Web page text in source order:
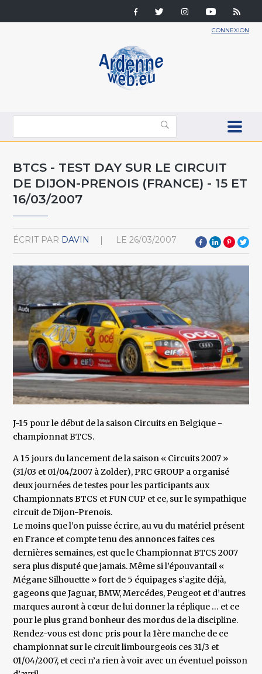
CONNEXION
BTCS - TEST DAY SUR LE CIRCUIT
DE DIJON-PRENOIS (FRANCE) - 15 ET
16/03/2007
ÉCRIT PAR DAVIN LE 26/03/2007
J-15 pour le début de la saison Circuits en Belgique -
championnat BTCS.
A 15 jours du lancement de la saison « Circuits 2007 »
(31/03 et 01/04/2007 à Zolder), PRC GROUP a organisé
deux journées de testes pour les participants aux
Championnats BTCS et FUN CUP et ce, sur le sympathique
circuit de Dijon-Prenois.
Le moins que l’on puisse écrire, au vu du matériel présent
en France et compte tenu des annonces faites ces
dernières semaines, est que le Championnat BTCS 2007
sera plus disputé que jamais. Même si l’épouvantail «
Mégane Silhouette » fort de 5 équipages s’agite déjà,
gageons que Jaguar, BMW, Mercédes, Peugeot et d’autres
marques auront à cœur de lui donner la réplique … et ce
pour le plus grand bonheur des mordus de la discipline.
Rendez-vous est donc pris pour la 1ère manche de ce
championnat sur le circuit limbourgeois ces 31/3 et
01/04/2007, et ceci n’a rien à voir avec un éventuel poisson